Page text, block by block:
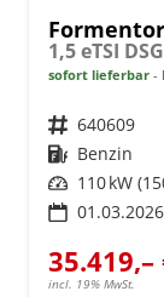
Formentor
1,5 eTSI
sofort lieferbar
Fahrzeugnr. 640609
Kraftstoff Benzin
Leistung 110 kW
01.03.2026
35.419,–
incl. 19% MwSt.